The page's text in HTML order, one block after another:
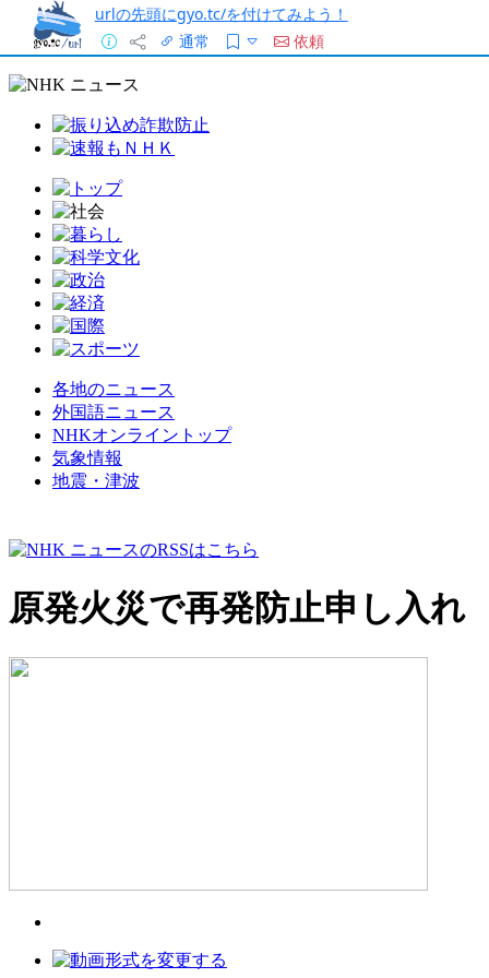
urlの先頭にgyo.tc/を付けてみよう！
通常
依頼